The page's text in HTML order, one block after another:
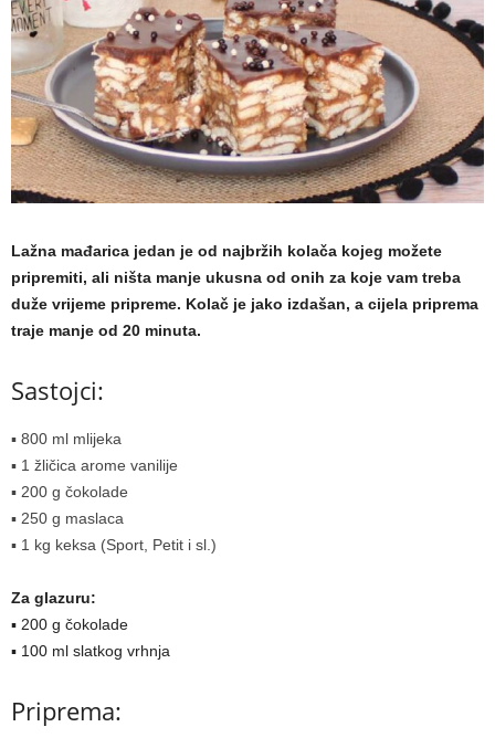
Lažna mađarica jedan je od najbržih kolača kojeg možete
pripremiti, ali ništa manje ukusna od onih za koje vam treba
duže vrijeme pripreme. Kolač je jako izdašan, a cijela priprema
traje manje od 20 minuta.
Sastojci:
▪ 800 ml mlijeka
▪ 1 žličica arome vanilije
▪ 200 g čokolade
▪ 250 g maslaca
▪ 1 kg keksa (Sport, Petit i sl.)
Za glazuru:
▪ 200 g čokolade
▪ 100 ml slatkog vrhnja
Priprema: